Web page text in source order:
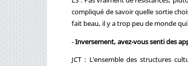
compliqué de savoir quelle sortie
fait beau, il y a trop peu de monde
-Inversement, avez-vous senti des
JCT : L’ensemble des structures